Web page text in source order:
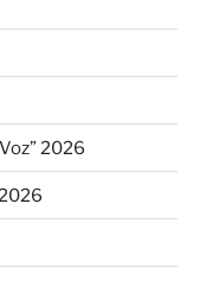
2026